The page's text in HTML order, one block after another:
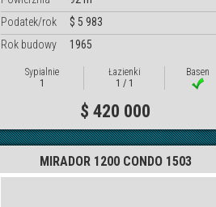
Podatek/rok
$ 5 983
Rok budowy
1965
Sypialnie
1
Łazienki
1 / 1
Basen
$ 420 000
MIRADOR 1200 CONDO 1503